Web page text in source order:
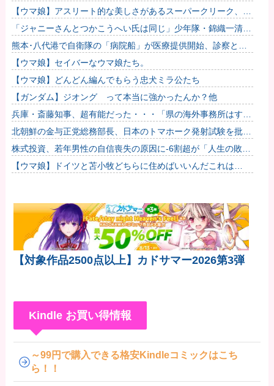
【ウマ娘】アスリート的な美しさがあるスーパークリーク、い
いよね…
「ジャニーさんとつかこうへい氏は同じ」少年隊・錦織一清が
明かすレジェンドの共通点と我流の演出論
熊本･八代港で自衛隊の「病院船」が医療提供開始、診察と薬
剤処方…被災者向け大浴場も！
【ウマ娘】セイバーなウマ娘たち。
【ウマ娘】どんどん編んでもらう忠犬ミラ公たち
【ガンダム】ジオング って本当に強かったんか？他
兵庫・斎藤知事、超有能だった・・・「県の海外事務所はすべ
て閉鎖で。直営する意味ないし皆さんから理解得られないでし
ょ」他
北朝鮮の金与正党総務部長、日本のトマホーク発射試験を批
判…「軍事的選択肢」警告！
株式投資、若年男性の自信喪失の原因に-6割超が「人生の敗
者」自認
【ウマ娘】ドイツと苫小牧どちらに住めばいいんだこれは…
【対象作品2500点以上】カドサマー2026第3弾
Kindle お買い得情報
～99円で購入できる格安Kindleコミックはこち
ら！！